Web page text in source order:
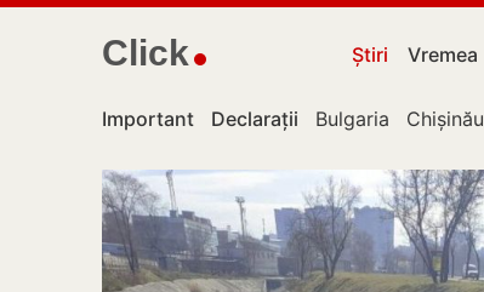
Click Știri Vremea
Important Declarații Bulgaria Chișinău